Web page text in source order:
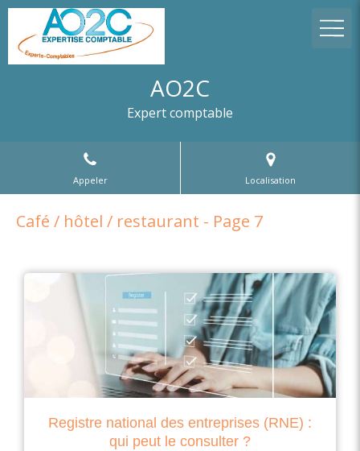
AO2C
Expert comptable
Appeler Localisation
Café / hôtel / restaurant - Page 7
Registre national des entreprises (RNE) :
qui peut le consulter ?